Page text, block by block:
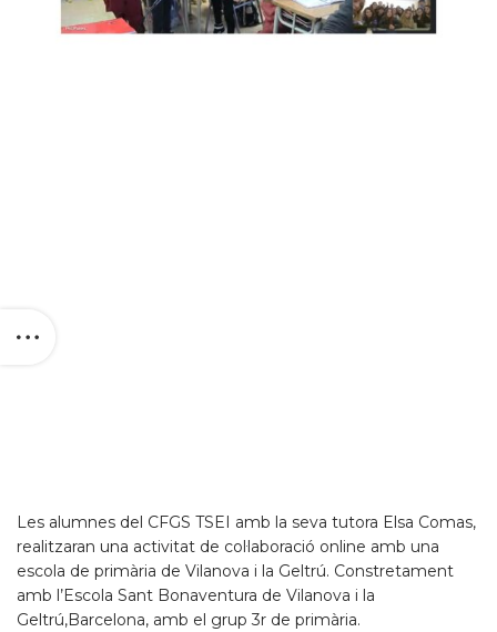
Les alumnes del CFGS TSEI amb la seva tutora Elsa Comas,
realitzaran una activitat de col·laboració online amb una
escola de primària de Vilanova i la Geltrú. Constretament
amb l’Escola Sant Bonaventura de Vilanova i la
Geltrú,Barcelona, amb el grup 3r de primària.